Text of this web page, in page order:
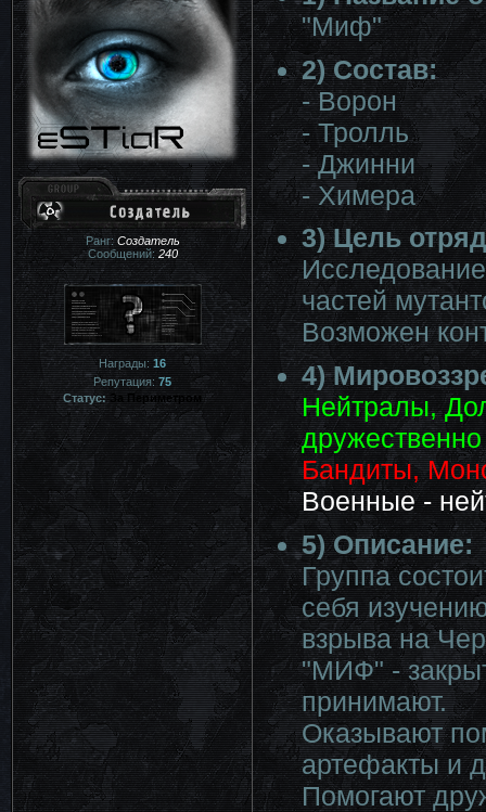
Ранг:Создатель
Сообщений:240
Награды: 16
Репутация: 75
Статус:За Периметром
"Миф"
2) Состав:
- Ворон
- Тролль
- Джинни
- Химера
3) Цель
частей
Возможен
4)
Нейтралы,
дружественно
Бандиты,
Военные -
5) Описание:
Группа
себя
взрыва на
"МИФ" -
принимают.
Оказывают
артефакты и
Помогают